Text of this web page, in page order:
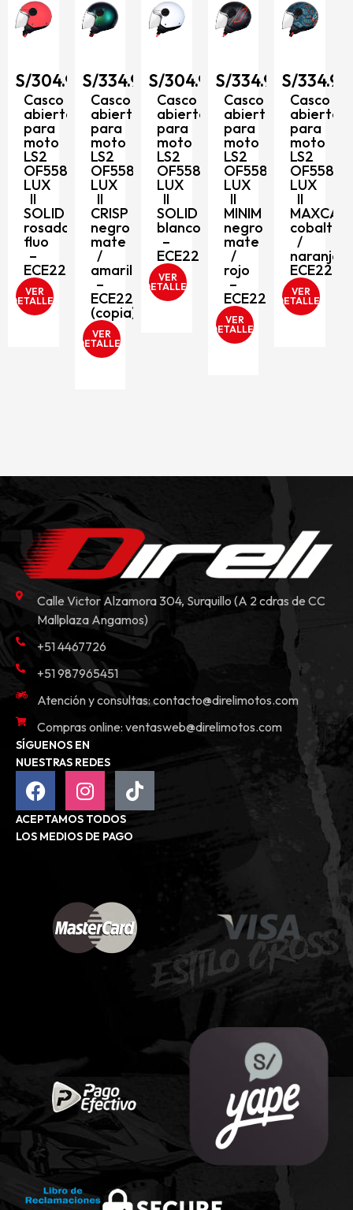
S/304.90
Casco
abierto
para
moto
LS2
OF558
LUX
II
SOLID
rosado
fluo
–
ECE2206
VER
DETALLES
S/334.90
Casco
abierto
para
moto
LS2
OF558
LUX
II
CRISP
negro
mate
/
amarillo
–
ECE2206
(copia)
VER
DETALLES
S/304.90
Casco
abierto
para
moto
LS2
OF558
LUX
II
SOLID
blanco
–
ECE2206
VER
DETALLES
S/334.90
Casco
abierto
para
moto
LS2
OF558
LUX
II
MINIM
negro
mate
/
rojo
–
ECE2206
VER
DETALLES
S/334.90
Casco
abierto
para
moto
LS2
OF558
LUX
II
MAXCA
cobalto
/
naranja-
ECE2206
VER
DETALLES
Calle Victor Alzamora 304, Surquillo (A 2 cdras de CC
Mallplaza Angamos)
+51 4467726
+51 987965451
Atención y consultas:contacto@direlimotos.com
Compras online: ventasweb@direlimotos.com
SÍGUENOS EN
NUESTRAS REDES
ACEPTAMOS TODOS
LOS MEDIOS DE PAGO